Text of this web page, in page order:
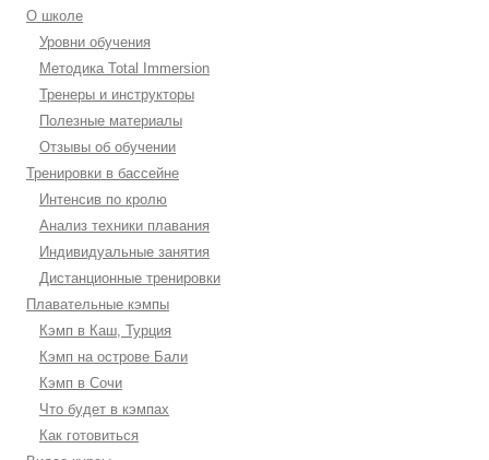
О школе
Уровни обучения
Методика Total Immersion
Тренеры и инструкторы
Полезные материалы
Отзывы об обучении
Тренировки в бассейне
Интенсив по кролю
Анализ техники плавания
Индивидуальные занятия
Дистанционные тренировки
Плавательные кэмпы
Кэмп в Каш, Турция
Кэмп на острове Бали
Кэмп в Сочи
Что будет в кэмпах
Как готовиться